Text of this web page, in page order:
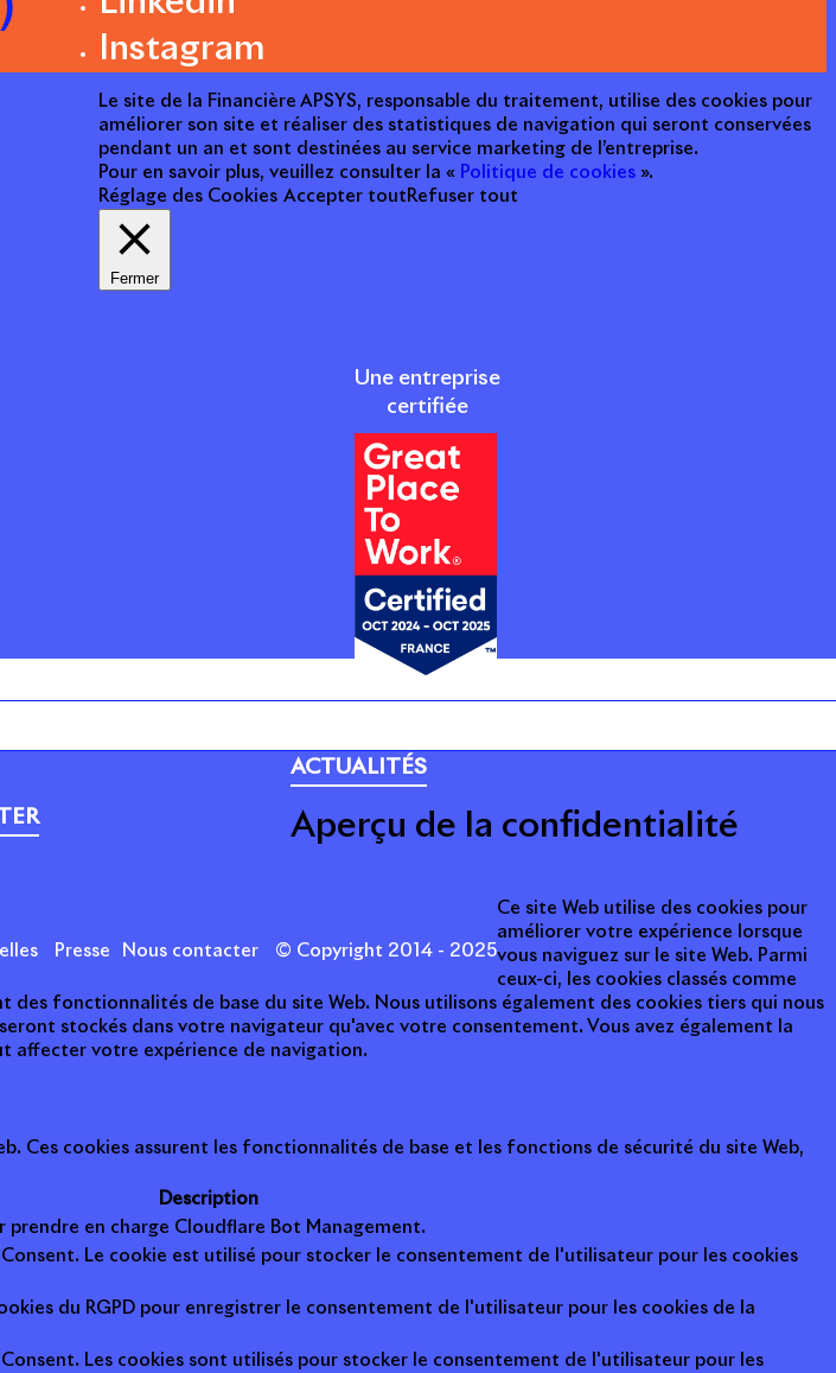
Une entreprise
certifiée
ACTUALITÉS
Presse Nous contacter © Copyright 2014 - 2025
Instagram
Le site de la Financière APSYS, responsable du traitement, utilise des cookies pour
améliorer son site et réaliser des statistiques de navigation qui seront conservées
pendant un an et sont destinées au service marketing de l’entreprise.
Pour en savoir plus, veuillez consulter la « Politique de cookies ».
Réglage des Cookies Accepter tout Refuser tout
Fermer
Aperçu de la confidentialité
Ce site Web utilise des cookies pour
améliorer votre expérience lorsque
vous naviguez sur le site Web. Parmi
ceux-ci, les cookies classés comme
fonctionnalités de base du site Web. Nous utilisons également des cookies tiers qui nous
stockés dans votre navigateur qu'avec votre consentement. Vous avez également la
affecter votre expérience de navigation.
Ces cookies assurent les fonctionnalités de base et les fonctions de sécurité du site Web,
Description
en charge Cloudflare Bot Management.
Le cookie est utilisé pour stocker le consentement de l'utilisateur pour les cookies
du RGPD pour enregistrer le consentement de l'utilisateur pour les cookies de la
Les cookies sont utilisés pour stocker le consentement de l'utilisateur pour les